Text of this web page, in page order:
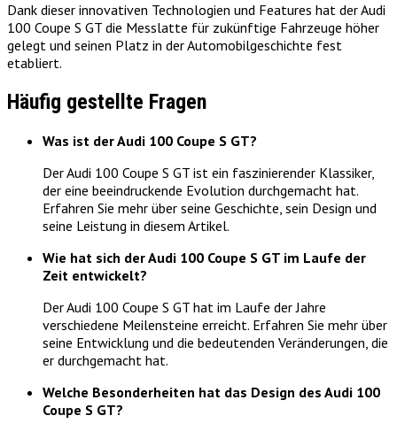
Dank dieser innovativen Technologien und Features hat der Audi
100 Coupe S GT die Messlatte für zukünftige Fahrzeuge höher
gelegt und seinen Platz in der Automobilgeschichte fest
etabliert.
Häufig gestellte Fragen
Was ist der Audi 100 Coupe S GT?
Der Audi 100 Coupe S GT ist ein faszinierender Klassiker,
der eine beeindruckende Evolution durchgemacht hat.
Erfahren Sie mehr über seine Geschichte, sein Design und
seine Leistung in diesem Artikel.
Wie hat sich der Audi 100 Coupe S GT im Laufe der
Zeit entwickelt?
Der Audi 100 Coupe S GT hat im Laufe der Jahre
verschiedene Meilensteine erreicht. Erfahren Sie mehr über
seine Entwicklung und die bedeutenden Veränderungen, die
er durchgemacht hat.
Welche Besonderheiten hat das Design des Audi 100
Coupe S GT?